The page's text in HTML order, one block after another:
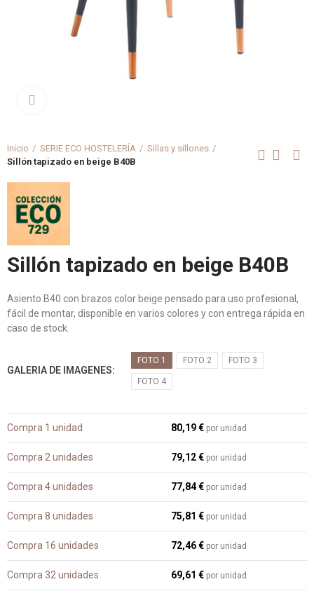
Inicio SERIE ECO HOSTELERÍA
Sillas y sillones
Sillón tapizado en beige B40B
Sillón tapizado en beige B40B
Asiento B40 con brazos color beige pensado para uso profesional,
fácil de montar, disponible en varios colores y con entrega rápida en
caso de stock.
GALERIA DE IMAGENES
FOTO 1 FOTO 2 FOTO 3
FOTO 4
Compra 1 unidad 80,19 € por unidad
Compra 2 unidades 79,12 € por unidad
Compra 4 unidades 77,84 € por unidad
Compra 8 unidades 75,81 € por unidad
Compra 16 unidades 72,46 € por unidad
Compra 32 unidades 69,61 € por unidad